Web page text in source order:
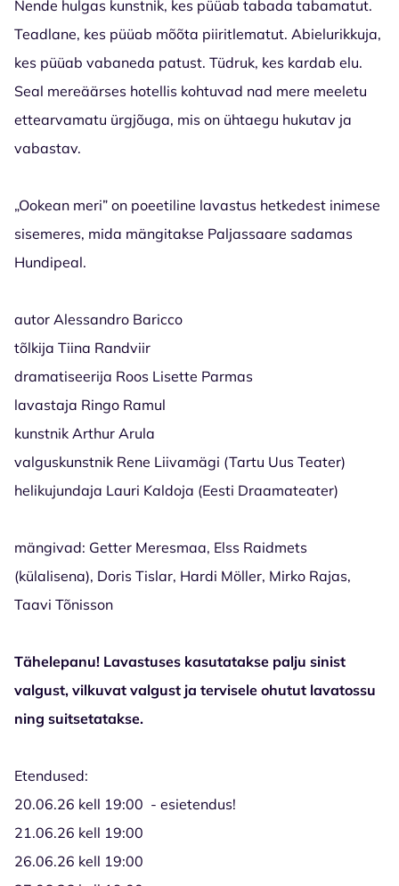
Nende hulgas kunstnik, kes püüab tabada tabamatut.
Teadlane, kes püüab mõõta piiritlematut. Abielurikkuja,
kes püüab vabaneda patust. Tüdruk, kes kardab elu.
Seal mereäärses hotellis kohtuvad nad mere meeletu
ettearvamatu ürgjõuga, mis on ühtaegu hukutav ja
vabastav.
„Ookean meri” on poeetiline lavastus hetkedest inimese
sisemeres, mida mängitakse Paljassaare sadamas
Hundipeal.
autor Alessandro Baricco
tõlkija Tiina Randviir
dramatiseerija Roos Lisette Parmas
lavastaja Ringo Ramul
kunstnik Arthur Arula
valguskunstnik Rene Liivamägi (Tartu Uus Teater)
helikujundaja Lauri Kaldoja (Eesti Draamateater)
mängivad: Getter Meresmaa, Elss Raidmets
(külalisena), Doris Tislar, Hardi Möller, Mirko Rajas,
Taavi Tõnisson
Tähelepanu! Lavastuses kasutatakse palju sinist
valgust, vilkuvat valgust ja tervisele ohutut lavatossu
ning suitsetatakse.
Etendused:
20.06.26 kell 19:00 - esietendus!
21.06.26 kell 19:00
26.06.26 kell 19:00